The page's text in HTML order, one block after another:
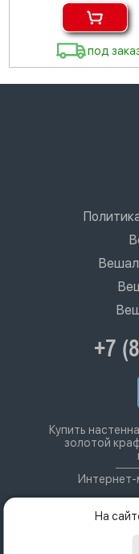
под
+7
Купить
золотой
На